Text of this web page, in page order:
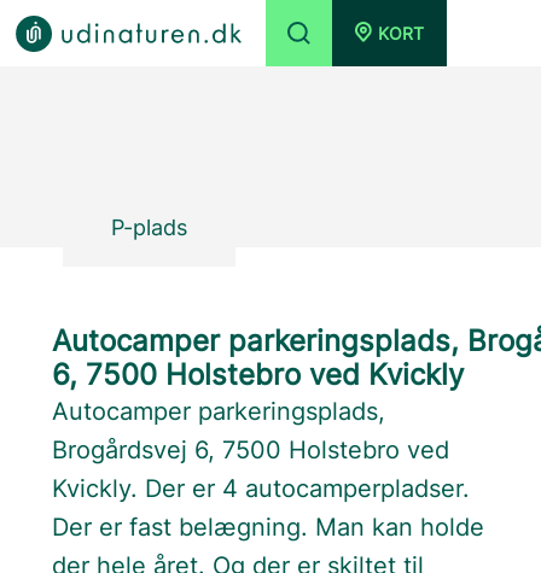
KORT
P-plads
Autocamper parkeringsplads,
6, 7500 Holstebro ved Kvickly
Autocamper parkeringsplads,
Brogårdsvej 6, 7500 Holstebro ved
Kvickly. Der er 4 autocamperpladser.
Der er fast belægning. Man kan holde
der hele året. Og der er skiltet til